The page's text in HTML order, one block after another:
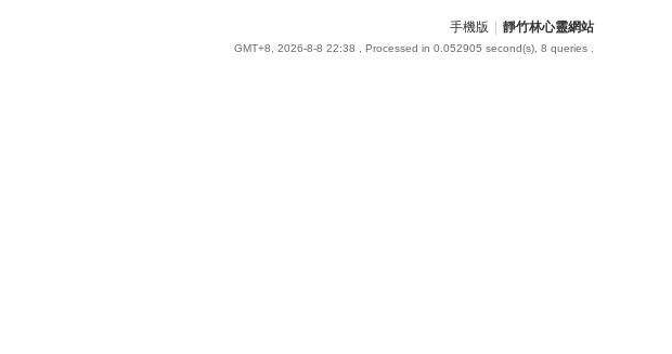
手機版 靜竹林心靈網站
GMT+8, 2026-8-8 22:38 , Processed in 0.052905 second(s), 8 queries .